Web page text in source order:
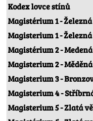
Kodex lovce stínů
Magistérium 1 -
Magisterium 1 -
Magistérium 2 -
Magisterium 2 -
Magisterium 3 -
Magisterium 4 -
Magisterium 5 - Zlatá